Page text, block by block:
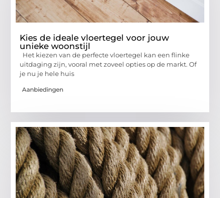
Kies de ideale vloertegel voor jouw
unieke woonstijl
Het kiezen van de perfecte vloertegel kan een flinke
uitdaging zijn, vooral met zoveel opties op de markt. Of
je nu je hele huis
Aanbiedingen